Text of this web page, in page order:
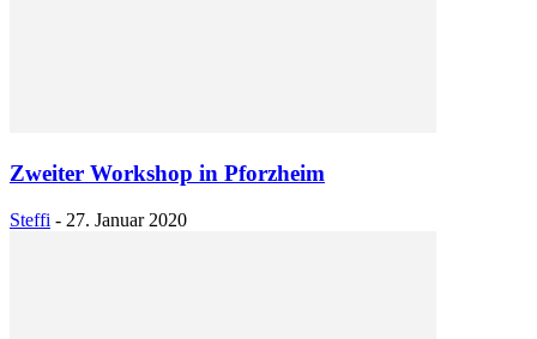
Zweiter Workshop in Pforzheim
Steffi - 27. Januar 2020